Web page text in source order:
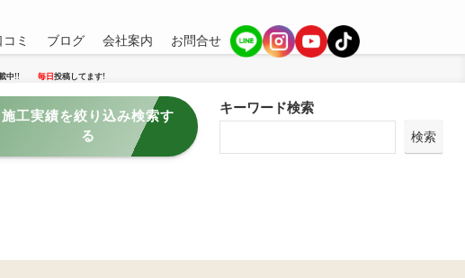
ミ
中!!
ブログ
毎日 投稿してます!
会社案内 お問合せ
施工実績を絞り込み検索す
る
キーワード検索
検索